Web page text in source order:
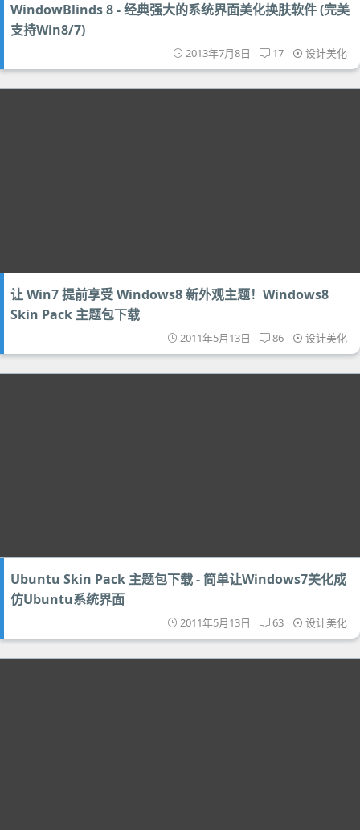
WindowBlinds 8 - 经典强大的系统界面美化换肤软件 (完美
支持Win8/7)
2013年7月8日 17 设计美化
让 Win7 提前享受 Windows8 新外观主题！Windows8
Skin Pack 主题包下载
2011年5月13日 86 设计美化
Ubuntu Skin Pack 主题包下载 - 简单让Windows7美化成
仿Ubuntu系统界面
2011年5月13日 63 设计美化